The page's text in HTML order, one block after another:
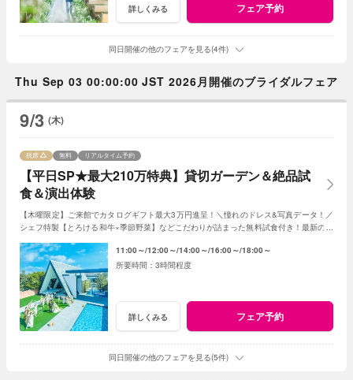
詳しくみる フェア予約
同日開催の他のフェアを見る(4件)
Thu Sep 03 00:00:00 JST 2026月開催のブライダルフェア
9/3 (木)
【平日SP★最大210万特典】貸切ガーデン＆絶品試
食＆演出体験
残席 無料 リアルタイム予約
【木曜限定】ご来館でカタログギフト最大3万円進呈！＼憧れのドレス&写真データ！／
シェフ特製【とろける和牛×季節野菜】などこだわりが詰まった無料試食付き！最新のマ
11:00～ 12:00～ 14:00～ 16:00～ 18:00～
3時間程度
詳しくみる フェア予約
同日開催の他のフェアを見る(5件)